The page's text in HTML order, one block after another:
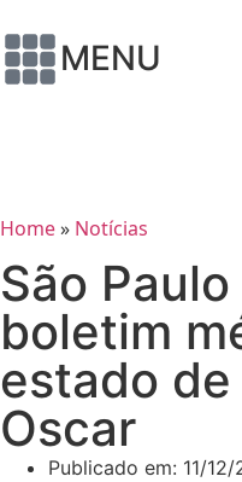
MENU
Home» Notícias
São
boletim
estado
Oscar
Publicado em: 11/